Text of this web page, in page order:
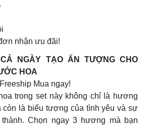
nhận ưu đãi!
NGÀY TẠO ẤN TƯỢNG CHO
HOA
Mua ngay!
trong set này không chỉ là hương
còn là biểu tượng của tình yêu và sự
Chọn ngay 3 hương mà bạn